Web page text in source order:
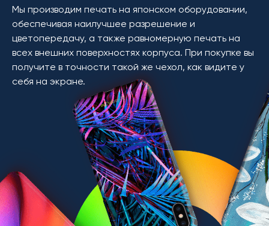
Мы производим печать на японском оборудовании,
обеспечивая наилучшее разрешение и
цветопередачу, а также равномерную печать на
всех внешних поверхностях корпуса. При покупке вы
получите в точности такой же чехол, как видите у
себя на экране.